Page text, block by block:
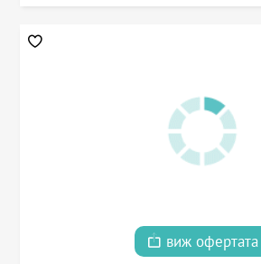
виж офертата